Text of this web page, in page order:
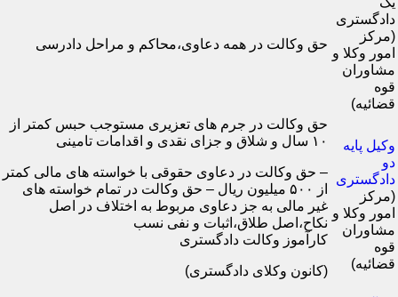
دادگستری
(مرکز
امور وکلا و
مشاوران
قوه
قضائیه)
حق وکالت در همه دعاوی،محاکم و مراحل دادرسی
وکیل پایه
دو
دادگستری
(مرکز
امور وکلا و
مشاوران
قوه
قضائیه)
حق وکالت در جرم های تعزیری مستوجب حبس کمتر از
۱۰ سال و شلاق و جزای نقدی و اقدامات تامینی
– حق وکالت در دعاوی حقوقی با خواسته های مالی کمتر
از ۵۰۰ میلیون ریال – حق وکالت در تمام خواسته های
غیر مالی به جز دعاوی مربوط به اختلاف در اصل
نکاح،اصل طلاق،اثبات و نفی نسب
کارآموز وکالت دادگستری
(کانون وکلای دادگستری)